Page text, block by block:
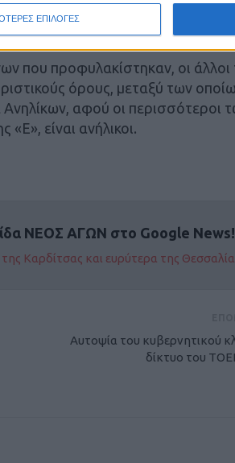
ΕΠΙΛΟΓΕΣ
ανάγκης αυτοκινήτου, με
και είδη ένδυσης και
που προφυλακίστηκαν, οι άλλοι
όρους, μεταξύ των
αφού οι περισσότεροι
είναι ανήλικοι.
ΝΕΟΣ ΑΓΩΝ στο Google News!
της Καρδίτσας και ευρύτερα της
Αυτοψία του κυβερνητικού
δίκτυο του